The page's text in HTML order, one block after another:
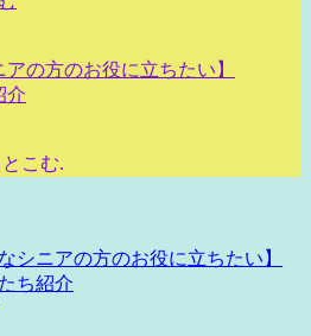
アの方のお役に立ちたい】
介
こむ.
シニアの方のお役に立ちたい】
ち紹介